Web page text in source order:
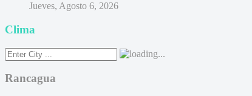
Jueves, Agosto 6, 2026
Clima
Rancagua